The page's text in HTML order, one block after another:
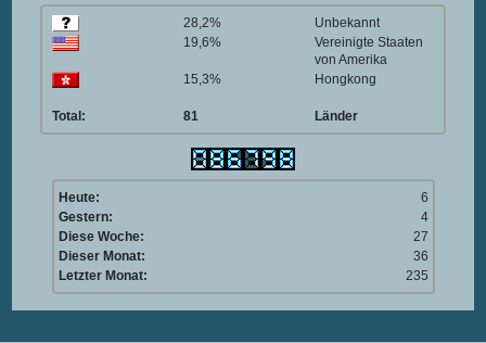
28,2%
Unbekannt
19,6%
Vereinigte Staaten
von Amerika
15,3%
Hongkong
Total: 81 Länder
Heute:
6
Gestern:
4
Diese Woche:
27
Dieser Monat:
36
Letzter Monat:
235